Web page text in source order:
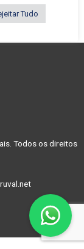
Todos os direitos
Tudo